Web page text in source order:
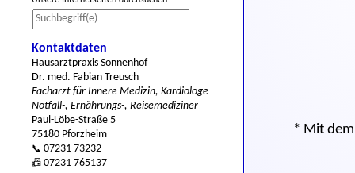
Kontaktdaten
Hausarztpraxis Sonnenhof
Dr. med. Fabian Treusch
Facharzt für Innere Medizin, Kardiologe
Notfall-, Ernährungs-, Reisemediziner
Paul-Löbe-Straße 5
75180 Pforzheim
📞 07231 73232
📠 07231 765137
* Mit dem